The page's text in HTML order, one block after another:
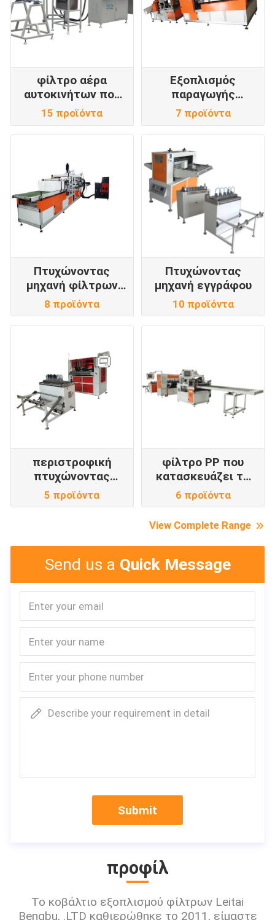
φίλτρο αέρα
αυτοκινήτων που
κατασκευάζει τη
μηχανή
15 προϊόντα
Εξοπλισμός
παραγωγής
φίλτρων
7 προϊόντα
Πτυχώνοντας
μηχανή φίλτρων
αέρα
8 προϊόντα
Πτυχώνοντας
μηχανή εγγράφου
10 προϊόντα
περιστροφική
πτυχώνοντας
μηχανή
5 προϊόντα
φίλτρο PP που
κατασκευάζει τη
μηχανή
6 προϊόντα
View Complete Range
Send us a Quick Message
Describe your requirement in detail
Submit
προφίλ
Το κοβάλτιο εξοπλισμού φίλτρων Leitai
Bengbu, .LTD καθιερώθηκε το 2011, είμαστε